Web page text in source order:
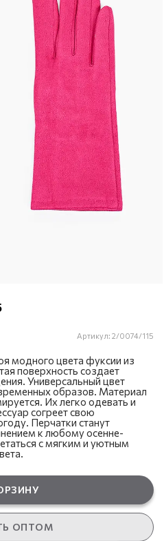
Артикул: 2/0074/115
модного цвета фуксии из
поверхность создает
Универсальный цвет
образов. Материал
Их легко одевать и
согреет свою
Перчатки станут
к любому осенне-
с мягким и уютным
ОПТОМ